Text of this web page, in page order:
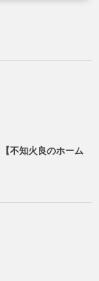
【不知火良のホーム